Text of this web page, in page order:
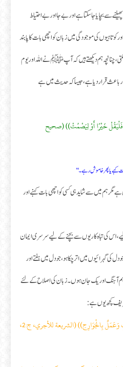
سے بچایا جاسکتا ہے اور بے جا اور بے احتیاط
کوتاہیوں کی موجودگی میں زبان کو اچھی بات کا پابند
چنانچہ ہم دیکھتے ہیں کہ آپﷺ نے اللہ اور یوم
باعث قرار دیا ہے ، جیسا کہ حدیث میں ہے
فَلْيَقُلْ خَيْرًا أَوْ لِيَصْمُتْ)) (صحيح
کہے یا پھر خاموش رہے ۔‘‘
ہے مگر ہم میں سے شاید ہی کسی کو اچھی بات کہنے اور
اس کی تباہ کاریوں سے بچنے کے لیے سرسری ایمان
کی گہرائیوں میں اتر چکا ہو، جو دل میں ہفتے اور
آہنگ اور یک جان ہوں۔ زبان کی اصلاح کے لئے
کچھ یوں ہے:
((إقرار باللسان ، وَتَصْدِيقٌ بِالْقَلْبِ وَعَمَلٌ بِالْجَوَارِحِ)) (الشريعة للأجري، ج:2،